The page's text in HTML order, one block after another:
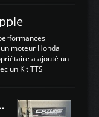
...
moteur Honda
a ajouté un
un Kit TTS
de son moteur:
300Cv sans